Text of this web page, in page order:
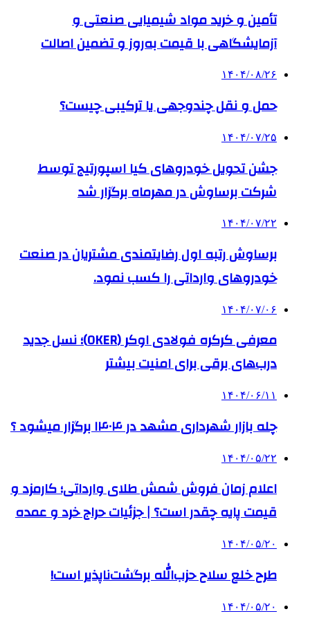
تأمین و خرید مواد شیمیایی صنعتی و
آزمایشگاهی با قیمت به‌روز و تضمین اصالت
۱۴۰۴/۰۸/۲۶
حمل و نقل چندوجهی یا ترکیبی چیست؟
۱۴۰۴/۰۷/۲۵
جشن تحویل خودروهای کیا اسپورتیج توسط
شرکت برساوش در مهرماه برگزار شد
۱۴۰۴/۰۷/۲۲
برساوش رتبه اول رضایتمندی مشتریان در صنعت
خودروهای وارداتی را کسب نمود.
۱۴۰۴/۰۷/۰۶
معرفی کرکره فولادی اوکر (OKER)؛ نسل جدید
درب‌های برقی برای امنیت بیشتر
۱۴۰۴/۰۶/۱۱
چله بازار شهرداری مشهد در ۱۴۰۴ برگزار میشود ؟
۱۴۰۴/۰۵/۲۲
اعلام زمان فروش شمش طلای وارداتی؛ کارمزد و
قیمت پایه چقدر است؟ | جزئیات حراج خرد و عمده
۱۴۰۴/۰۵/۲۰
طرح خلع سلاح حزب‌الله برگشت‌ناپذیر است!
۱۴۰۴/۰۵/۲۰